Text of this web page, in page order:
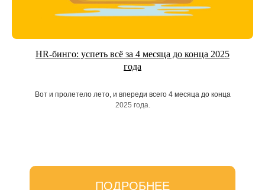
HR-бинго: успеть всё за 4 месяца до конца 2025
года
Вот и пролетело лето, и впереди всего 4 месяца до конца
2025 года.
ПОДРОБНЕЕ